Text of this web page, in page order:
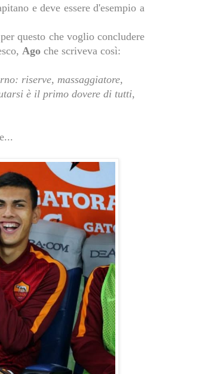
e deve essere d'esempio a
questo che voglio concludere
Ago che scriveva così:
riserve, massaggiatore,
è il primo dovere di tutti,